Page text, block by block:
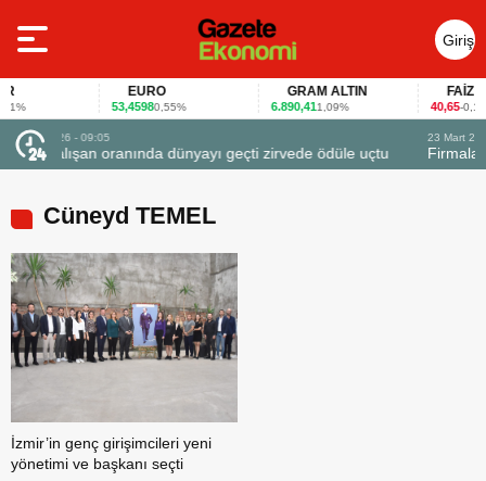
Giriş
Yap
EURO
53,45980,55%
GRAM ALTIN
6.890,411,09%
FAİZ
40,65-0,12%
ödüle uçtu Firmalar gıda fuarlarını bu anket ile
Cüneyd TEMEL
İzmir’in genç girişimcileri yeni
yönetimi ve başkanı seçti